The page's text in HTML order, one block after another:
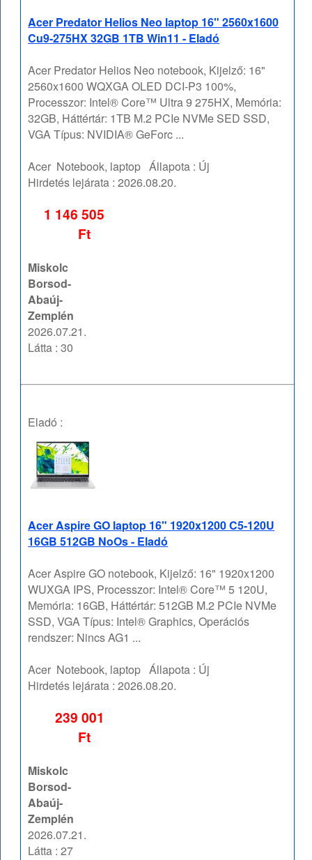
Acer Predator Helios Neo laptop 16" 2560x1600
Cu9-275HX 32GB 1TB Win11 - Eladó
Acer Predator Helios Neo notebook, Kijelző: 16"
2560x1600 WQXGA OLED DCI-P3 100%,
Processzor: Intel® Core™ Ultra 9 275HX, Memória:
32GB, Háttértár: 1TB M.2 PCIe NVMe SED SSD,
VGA Típus: NVIDIA® GeForc ...
Acer Notebook, laptop Állapota : Új
Hirdetés lejárata :2026.08.20.
1 146 505
Ft
Miskolc
Borsod-
Abaúj-
Zemplén
2026.07.21.
Látta : 30
Eladó :
Acer Aspire GO laptop 16" 1920x1200 C5-120U
16GB 512GB NoOs - Eladó
Acer Aspire GO notebook, Kijelző: 16" 1920x1200
WUXGA IPS, Processzor: Intel® Core™ 5 120U,
Memória: 16GB, Háttértár: 512GB M.2 PCIe NVMe
SSD, VGA Típus: Intel® Graphics, Operációs
rendszer: Nincs AG1 ...
Acer Notebook, laptop Állapota : Új
Hirdetés lejárata :2026.08.20.
239 001
Ft
Miskolc
Borsod-
Abaúj-
Zemplén
2026.07.21.
Látta : 27